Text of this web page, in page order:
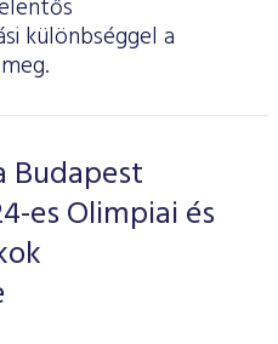
különbséggel a
Budapest
es Olimpiai és